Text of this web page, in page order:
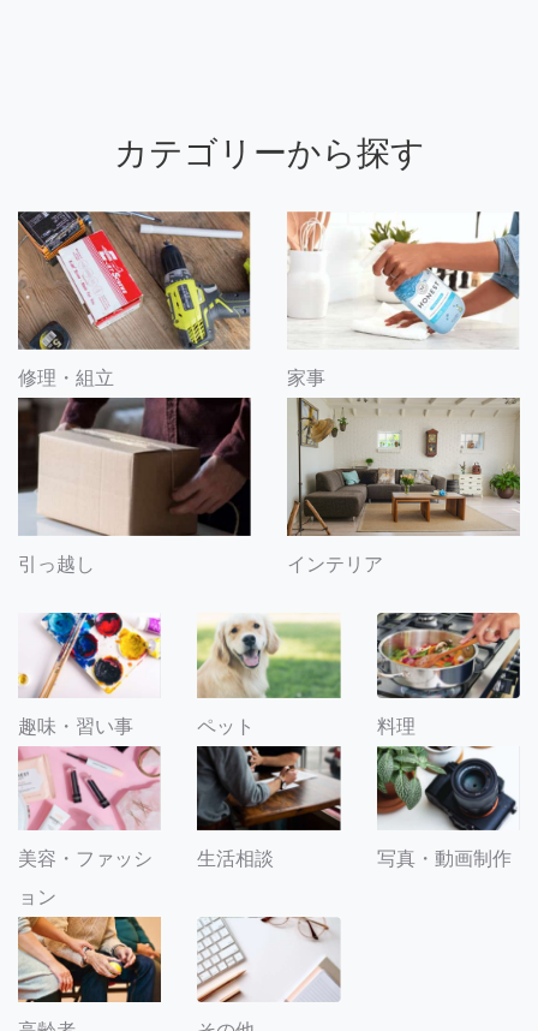
カテゴリーから探す
修理・組立 家事
引っ越し インテリア
趣味・習い事 ペット 料理
美容・ファッシ
ョン
生活相談 写真・動画制作